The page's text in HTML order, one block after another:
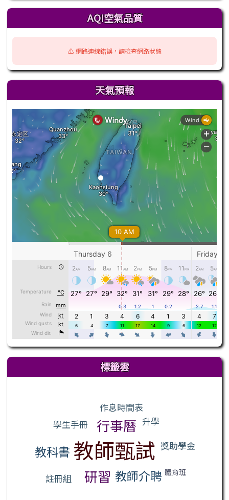
AQI空氣品質
⚠️ 網路連線錯誤，請檢查網路狀態
天氣預報
標籤雲
作息時間表
學生手冊
行事曆 升學
教科書 教師甄試 獎助學金
註冊組 研習 教師介聘 體育班